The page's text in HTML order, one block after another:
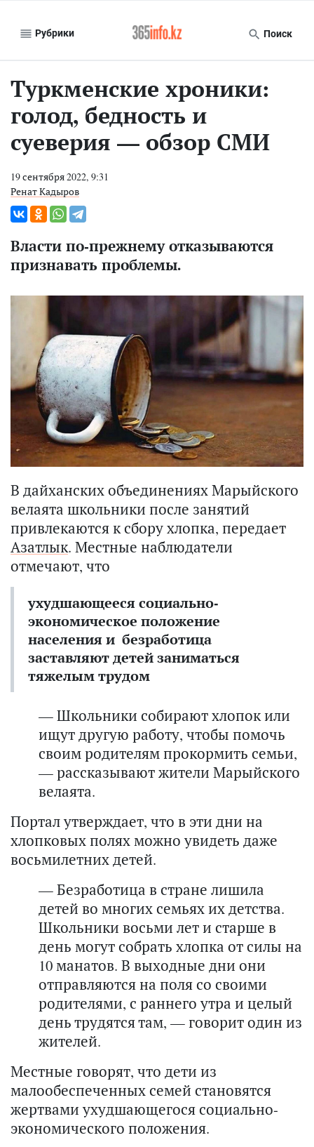
Рубрики Поиск
Туркменские хроники:
голод, бедность и
суеверия — обзор СМИ
19 сентября 2022, 9:31
Ренат Кадыров
Власти по-прежнему отказываются
признавать проблемы.
В дайханских объединениях Марыйского
велаята школьники после занятий
привлекаются к сбору хлопка, передает
Азатлык. Местные наблюдатели
отмечают, что
ухудшающееся социально-
экономическое положение
населения и безработица
заставляют детей заниматься
тяжелым трудом
— Школьники собирают хлопок или
ищут другую работу, чтобы помочь
своим родителям прокормить семьи,
— рассказывают жители Марыйского
велаята.
Портал утверждает, что в эти дни на
хлопковых полях можно увидеть даже
восьмилетних детей.
— Безработица в стране лишила
детей во многих семьях их детства.
Школьники восьми лет и старше в
день могут собрать хлопка от силы на
10 манатов. В выходные дни они
отправляются на поля со своими
родителями, с раннего утра и целый
день трудятся там, — говорит один из
жителей.
Местные говорят, что дети из
малообеспеченных семей становятся
жертвами ухудшающегося социально-
экономического положения.